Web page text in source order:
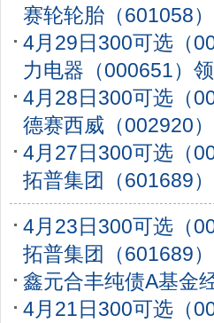
赛轮轮胎（601058
4月29日300可选（
力电器（000651）
4月28日300可选（
德赛西威（002920
4月27日300可选（
拓普集团（601689
4月23日300可选（
拓普集团（601689
鑫元合丰纯债A基金
4月21日300可选（